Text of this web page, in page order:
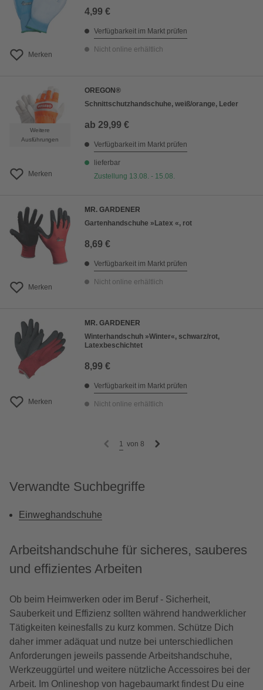
Merken
4,99 €
Verfügbarkeit im Markt prüfen
Nicht online erhältlich
Weitere
Ausführungen
Merken
OREGON®
Schnittschutzhandschuhe, weiß/orange, Leder
ab 29,99 €
Verfügbarkeit im Markt prüfen
lieferbar
Zustellung 13.08. - 15.08.
Merken
MR. GARDENER
Gartenhandschuhe »Latex «, rot
8,69 €
Verfügbarkeit im Markt prüfen
Nicht online erhältlich
Merken
MR. GARDENER
Winterhandschuh »Winter«, schwarz/rot,
Latexbeschichtet
8,99 €
Verfügbarkeit im Markt prüfen
Nicht online erhältlich
1 von 8
Verwandte Suchbegriffe
Einweghandschuhe
Arbeitshandschuhe für sicheres, sauberes
und effizientes Arbeiten
Ob beim Heimwerken oder im Beruf - Sicherheit,
Sauberkeit und Effizienz sollten während handwerklicher
Tätigkeiten keinesfalls zu kurz kommen. Schütze Dich
daher immer adäquat und nutze bei unterschiedlichen
Anforderungen jeweils passende Arbeitshandschuhe,
Werkzeuggürtel und weitere nützliche Accessoires bei der
Arbeit. Im Onlineshop von hagebaumarkt findest Du eine